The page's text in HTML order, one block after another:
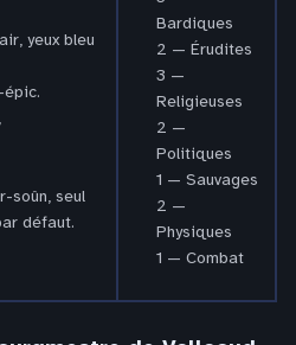
yeux bleu
épic.
soûn, seul
défaut.
Bardiques
2 — Érudites
3 —
Religieuses
2 —
Politiques
1 — Sauvages
2 —
Physiques
1 — Combat